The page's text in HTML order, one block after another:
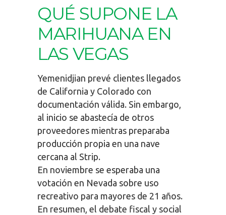
QUÉ SUPONE LA
MARIHUANA EN
LAS VEGAS
Yemenidjian prevé clientes llegados
de California y Colorado con
documentación válida. Sin embargo,
al inicio se abastecía de otros
proveedores mientras preparaba
producción propia en una nave
cercana al Strip.
En noviembre se esperaba una
votación en Nevada sobre uso
recreativo para mayores de 21 años.
En resumen, el debate fiscal y social